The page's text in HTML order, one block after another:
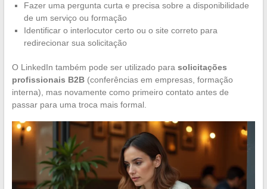
Fazer uma pergunta curta e precisa sobre a disponibilidade
de um serviço ou formação
Identificar o interlocutor certo ou o site correto para
redirecionar sua solicitação
O LinkedIn também pode ser utilizado para solicitações
profissionais B2B(conferências em empresas, formação
interna), mas novamente como primeiro contato antes de
passar para uma troca mais formal.